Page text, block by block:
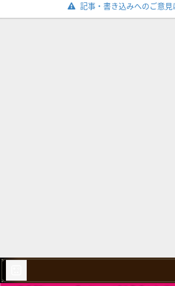
記事・書き込みへのご意見